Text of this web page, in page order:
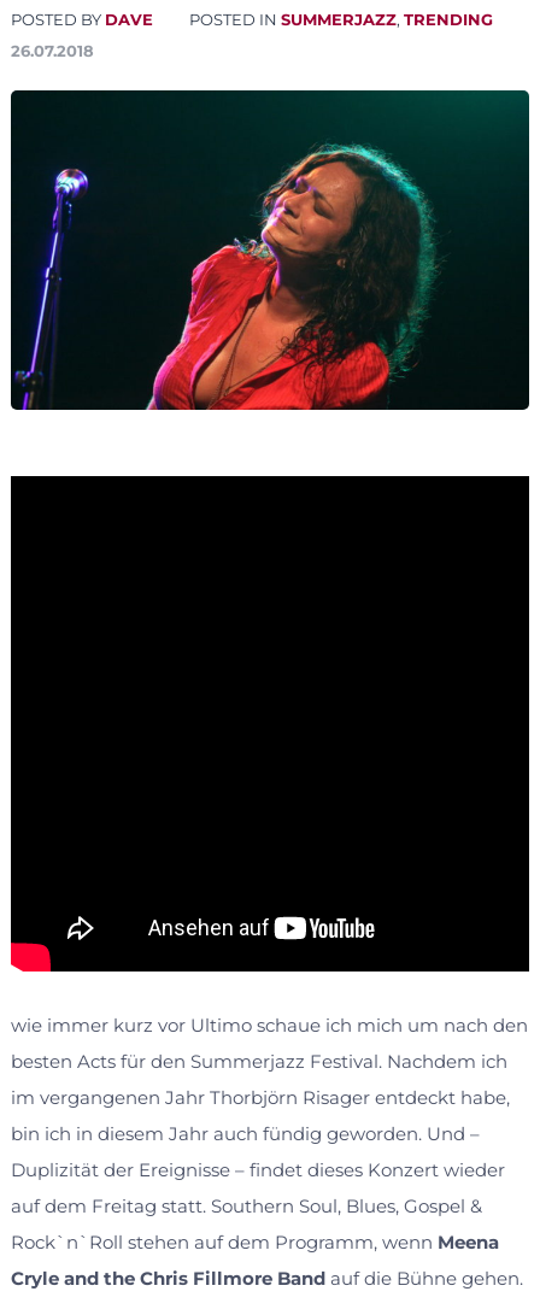
POSTED BY DAVE POSTED IN SUMMERJAZZ, TRENDING
26.07.2018
wie immer kurz vor Ultimo schaue ich mich um nach den
besten Acts für den Summerjazz Festival. Nachdem ich
im vergangenen Jahr Thorbjörn Risager entdeckt habe,
bin ich in diesem Jahr auch fündig geworden. Und –
Duplizität der Ereignisse – findet dieses Konzert wieder
auf dem Freitag statt. Southern Soul, Blues, Gospel &
Rock`n`Roll stehen auf dem Programm, wenn Meena
Cryle and the Chris Fillmore Bandauf die Bühne gehen.